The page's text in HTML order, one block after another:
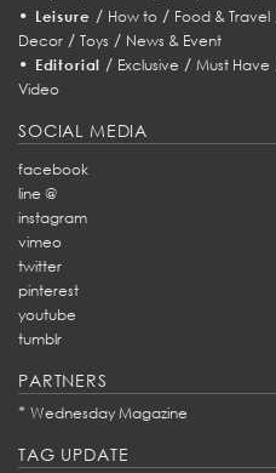
• Leisure / How to/ Food & Travel
Decor / Toys / News & Event
• Editorial / Exclusive /Must Have
Video
SOCIAL MEDIA
facebook
line @
instagram
vimeo
twitter
pinterest
youtube
tumblr
PARTNERS
* Wednesday Magazine
TAG UPDATE